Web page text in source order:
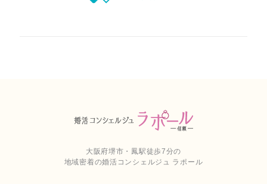
大阪府堺市・鳳駅徒歩7分の
地域密着の婚活コンシェルジュ ラポール